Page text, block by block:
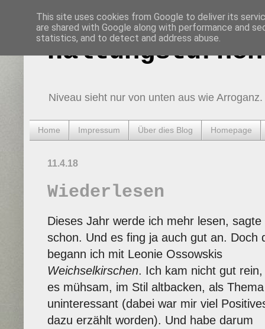
Haltungsturnen
Niveau sieht nur von unten aus wie Arroganz.
Home Impressum Über dies Blog Homepage
11.4.18
Wiederlesen
Dieses Jahr werde ich mehr lesen, sagte
schon. Und es fing ja auch gut an. Doch
begann ich mit Leonie Ossowskis
Weichselkirschen. Ich kam nicht gut
es mühsam, im Stil altbacken, als Thema
uninteressant (dabei war mir viel
dazu erzählt worden). Und habe darum
This site uses cookies from Google to deliver its
are shared with Google along with performance and
statistics, and to detect and address abuse.